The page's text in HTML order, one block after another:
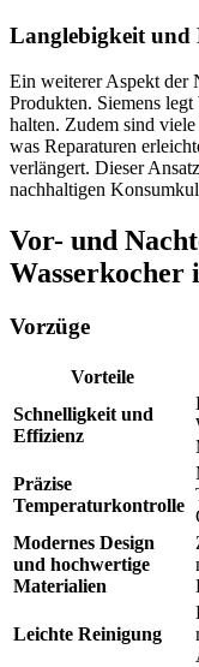
Langlebigkeit und
Ein weiterer Aspekt der
Produkten. Siemens
halten. Zudem sind viele
was Reparaturen
verlängert. Dieser
nachhaltigen
Vor- und
Vorzüge
Vorteile
Schnelligkeit und
Effizienz
Präzise
Temperaturkontrolle
Modernes Design
und hochwertige
Materialien
Leichte Reinigung